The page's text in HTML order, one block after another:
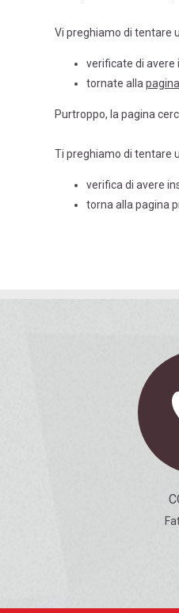
Vi preghiamo di tentare
verificate di avere
tornate alla
Purtroppo, la pagina
Ti preghiamo di tentare
verifica di avere
torna alla pagina